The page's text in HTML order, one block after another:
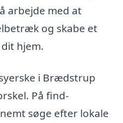
arbejde med at
og skabe et
hjem.
i Brædstrup
På find-
søge efter lokale